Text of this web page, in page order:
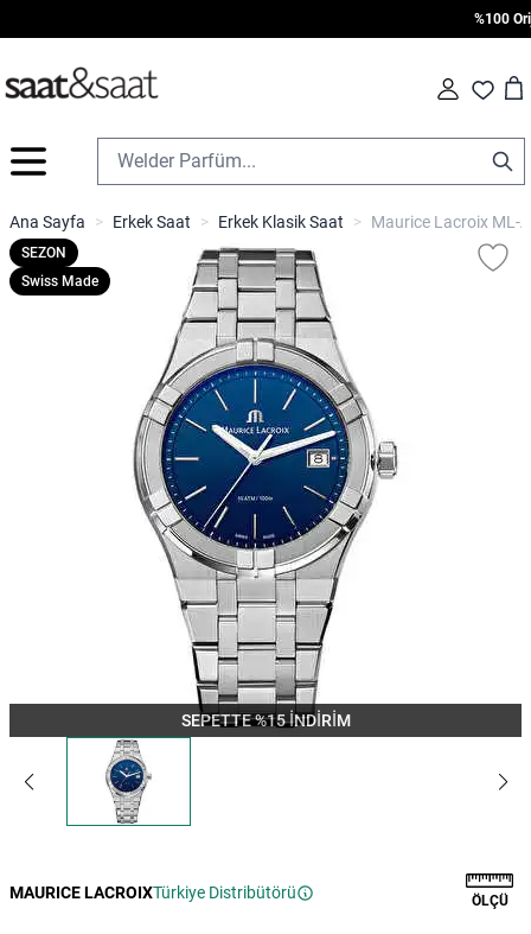
%100
Fav Cart
İçeriğe geç
Ana Sayfa > Erkek Saat > Erkek Klasik Saat > Maurice Lacroix ML-
SEPETTE %15 İNDİRİM
SEZON
Swiss Made
MAURICE LACROIXTürkiye Distribütörü ÖLÇÜ